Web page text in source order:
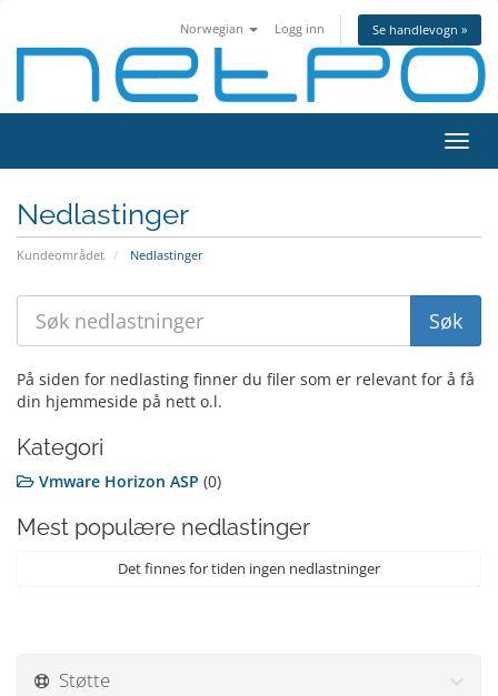
Norwegian Logg inn Se handlevogn »
Bytt
Nedlastinger
Kundeområdet Nedlastinger
På siden for nedlasting finner du filer som er relevant for å få
din hjemmeside på nett o.l.
Kategori
Vmware Horizon ASP (0)
Mest populære nedlastinger
Det finnes for tiden ingen nedlastninger
Støtte